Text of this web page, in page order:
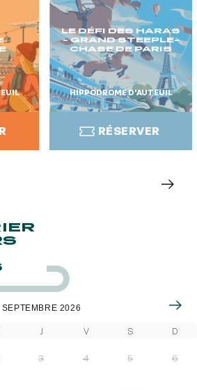
LE DÉFI DES HARAS
- GRAND STEEPLE-
CHASE DE PARIS
HIPPODROME D’AUTEUIL
RÉSERVER
SEPTEMBRE 2026
J V S D
3 4 5 6